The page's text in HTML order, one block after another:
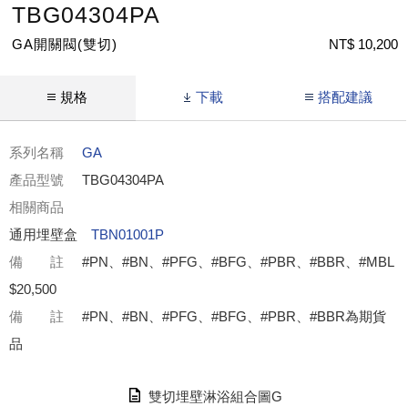
TBG04304PA
GA開關閥(雙切) NT$ 10,200
規格 下載 搭配建議
系列名稱
GA
產品型號
TBG04304PA
相關商品
通用埋壁盒 TBN01001P
備 註
#PN、#BN、#PFG、#BFG、#PBR、#BBR、#MBL
$20,500
備 註
#PN、#BN、#PFG、#BFG、#PBR、#BBR為期貨
品
雙切埋壁淋浴組合圖G